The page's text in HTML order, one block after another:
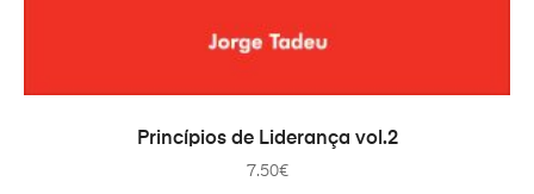
ADICIONAR
Princípios de Liderança vol.2
7.50€